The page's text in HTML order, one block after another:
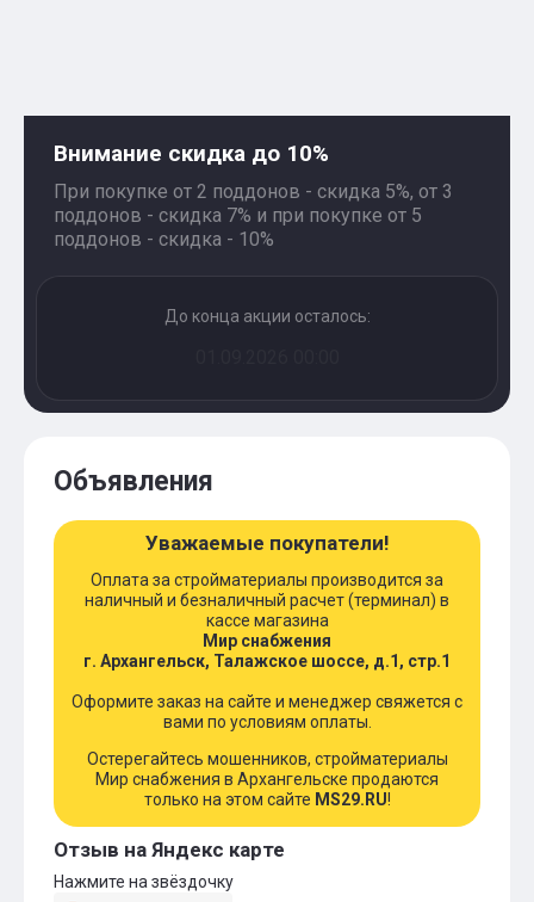
Внимание скидка до 10%
При покупке от 2 поддонов - скидка 5%, от 3
поддонов - скидка 7% и при покупке от 5
поддонов - скидка - 10%
До конца акции осталось:
Объявления
Уважаемые покупатели!
Оплата за стройматериалы производится за
наличный и безналичный расчет (терминал) в
кассе магазина
Мир снабжения
г. Архангельск, Талажское шоссе, д.1, стр.1
Оформите заказ на сайте и менеджер свяжется с
вами по условиям оплаты.
Остерегайтесь мошенников, стройматериалы
Мир снабжения в Архангельске продаются
только на этом сайте MS29.RU!
Отзыв на Яндекс карте
Нажмите на звёздочку